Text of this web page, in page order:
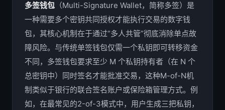
多签钱包 （Multi-Signature Wallet，简称多签）是
一种需要多个密钥共同授权才能执行交易的数字钱
包，其核心机制在于通过“多人共管”彻底消除单点故
障风险。与传统单签钱包仅需一个私钥即可转移资金
不同，多签钱包要求至少 M 个私钥持有者（在 N 个
总密钥中）同时签名才能批准交易，这种M-of-N机
制类似于银行的联合签名账户或保险箱管理方式。例
如，在最常见的2-of-3模式中，用户生成三把私钥，